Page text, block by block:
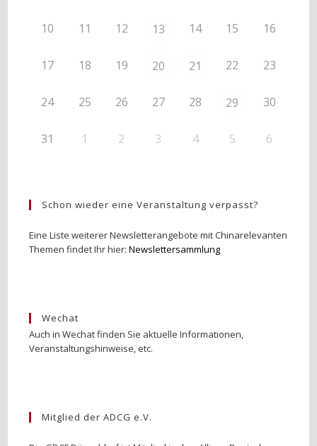
10 11 12 13 14 15 16
17 18 19 20 21 22 23
24 25 26 27 28 29 30
31 1 2 3 4 5 6
Schon wieder eine Veranstaltung verpasst?
Eine Liste weiterer Newsletterangebote mit Chinarelevanten
Themen findet Ihr hier:Newslettersammlung
Wechat
Auch in Wechat finden Sie aktuelle Informationen,
Veranstaltungshinweise, etc.
Mitglied der ADCG e.V.